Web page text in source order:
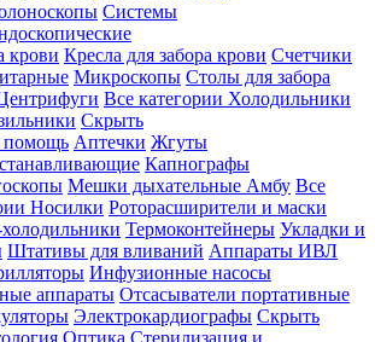
Системы
крови Кресла для забора крови Счетчики
Микроскопы Столы для забора
Все категории Холодильники
Скрыть
помощь Аптечки Жгуты
Капнографы
Мешки дыхательные Амбу Все
Носилки Роторасширители и маски
Термоконтейнеры Укладки и
Штативы для вливаний Аппараты ИВЛ
Инфузионные насосы
аппараты Отсасыватели портативные
Электрокардиографы Скрыть
Оптика Стерилизация и